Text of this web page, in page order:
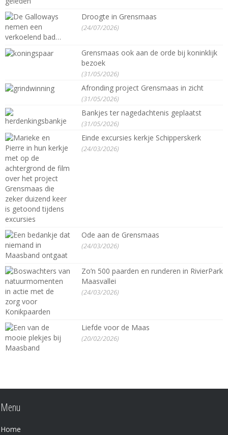
Droogte in Grensmaas
(24/07/2026)
Grensmaas ook aan de orde bij koninklijk
bezoek
(31/05/2026)
Afronding project Grensmaas in zicht
(31/05/2026)
Bankjes ter nagedachtenis geplaatst
(31/05/2026)
Einde excursies kerkje Schipperskerk
(24/03/2026)
Ode aan de Grensmaas
(24/03/2026)
Zo’n 500 paarden en runderen in RivierPark
Maasvallei
(24/03/2026)
Liefde voor de Maas
(20/02/2026)
Menu
Home